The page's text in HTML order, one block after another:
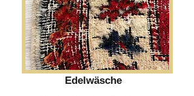
Edelwäsche